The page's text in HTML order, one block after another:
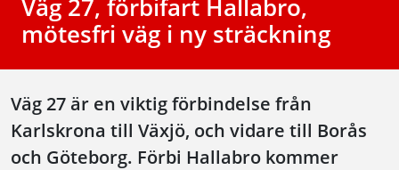
Väg 27, förbifart Hallabro,
mötesfri väg i ny sträckning
Väg 27 är en viktig förbindelse från
Karlskrona till Växjö, och vidare till Borås
och Göteborg. Förbi Hallabro kommer